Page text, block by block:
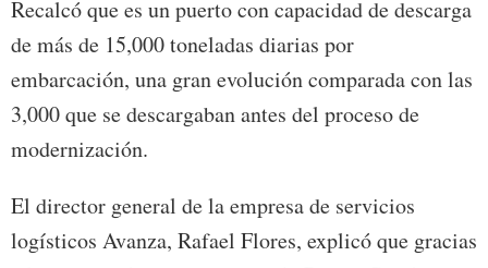
Recalcó que es un puerto con capacidad de descarga
de más de 15,000 toneladas diarias por
embarcación, una gran evolución comparada con las
3,000 que se descargaban antes del proceso de
modernización.
El director general de la empresa de servicios
logísticos Avanza, Rafael Flores, explicó que gracias